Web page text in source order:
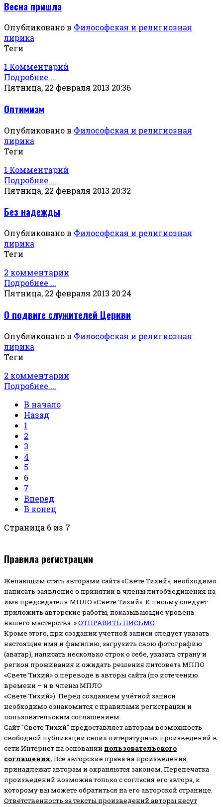
Весна пришла
Опубликовано в Философская и религиозная
лирика
Теги
1 Комментарий
Подробнее ...
Пятница, 22 февраля 2013 20:36
Оптимизм
Опубликовано в Философская и религиозная
лирика
Теги
1 Комментарий
Подробнее ...
Пятница, 22 февраля 2013 20:32
Без надежды
Опубликовано в Философская и религиозная
лирика
Теги
2 комментарии
Подробнее ...
Пятница, 22 февраля 2013 20:24
О подвиге служителей Церкви
Опубликовано в Философская и религиозная
лирика
Теги
2 комментарии
Подробнее ...
В начало
Назад
1
2
3
4
5
6
7
Вперед
В конец
Страница 6 из 7
Правила регистрации
Желающим стать авторами сайта «Свете Тихий», необходимо
написать заявление о принятии в члены литобъединения на
имя председателя МПЛО «Свете Тихий». К письму следует
приложить авторские работы, показывающие уровень
вашего мастерства. »ОТПРАВИТЬ ПИСЬМО
Кроме этого, при создании учетной записи следует указать
настоящие имя и фамилию, загрузить свою фотографию
(аватар), написать несколько строк о себе, указать страну и
регион проживания и ожидать решения литсовета МПЛО
«Свете Тихий» о переводе в авторы сайта (по истечению
времени – и в члены МПЛО
«Свете Тихий»). Перед созданием учётной записи
необходимо ознакомится с правилами регистрации и
пользовательским соглашением.
Сайт "Свете Тихий" предоставляет авторам возможность
свободной публикации своих литературных произведений в
сети Интернет на основании пользовательского
соглашения. Все авторские права на произведения
принадлежат авторам и охраняются законом. Перепечатка
произведений возможна только с согласия его автора, к
которому вы можете обратиться на его авторской странице.
Ответственность за тексты произведений авторы несут